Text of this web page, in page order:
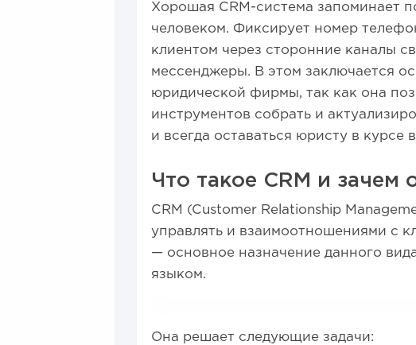
Хорошая CRM-система запоминает
человеком. Фиксирует номер
клиентом через сторонние каналы
мессенджеры. В этом заключается
юридической фирмы, так как она
инструментов собрать и
и всегда оставаться юристу в курсе
Что такое CRM и зачем
CRM (Customer Relationship
управлять и взаимоотношениями с
— основное назначение данного
языком.
Она решает следующие задачи: